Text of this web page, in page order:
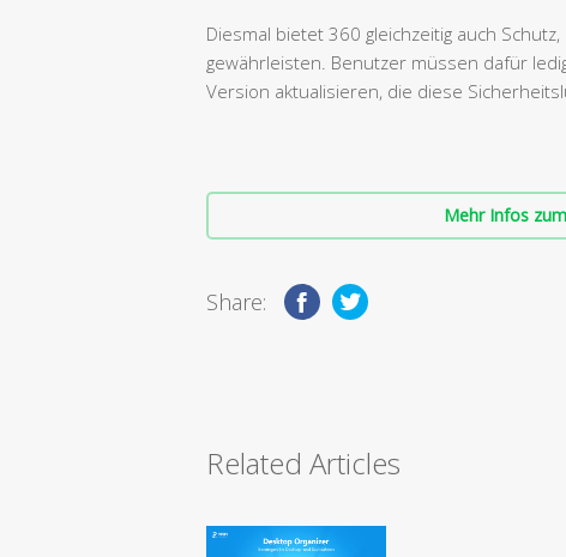
Diesmal bietet 360 gleichzeitig auch
gewährleisten. Benutzer müssen dafür
Version aktualisieren, die diese
Mehr Infos
Share:
Related Articles